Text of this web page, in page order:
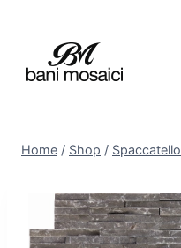
Home / Shop / Spaccatello